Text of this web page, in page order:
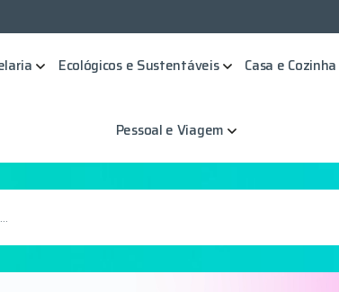
Ecológicos e Sustentáveis Casa e Cozinha
Pessoal e Viagem